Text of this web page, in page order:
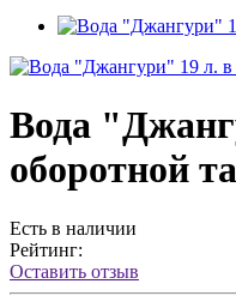
Вода
оборотной
Есть в наличии
Рейтинг:
Оставить отзыв